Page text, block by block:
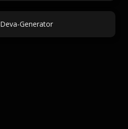
Deva-Generator